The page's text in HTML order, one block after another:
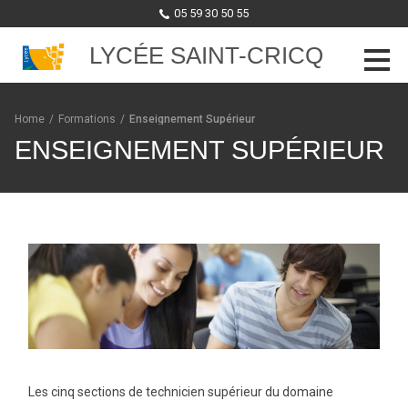
05 59 30 50 55
LYCÉE SAINT-CRICQ
Skip to content
Home / Formations / Enseignement Supérieur
ENSEIGNEMENT SUPÉRIEUR
Les cinq sections de technicien supérieur du domaine